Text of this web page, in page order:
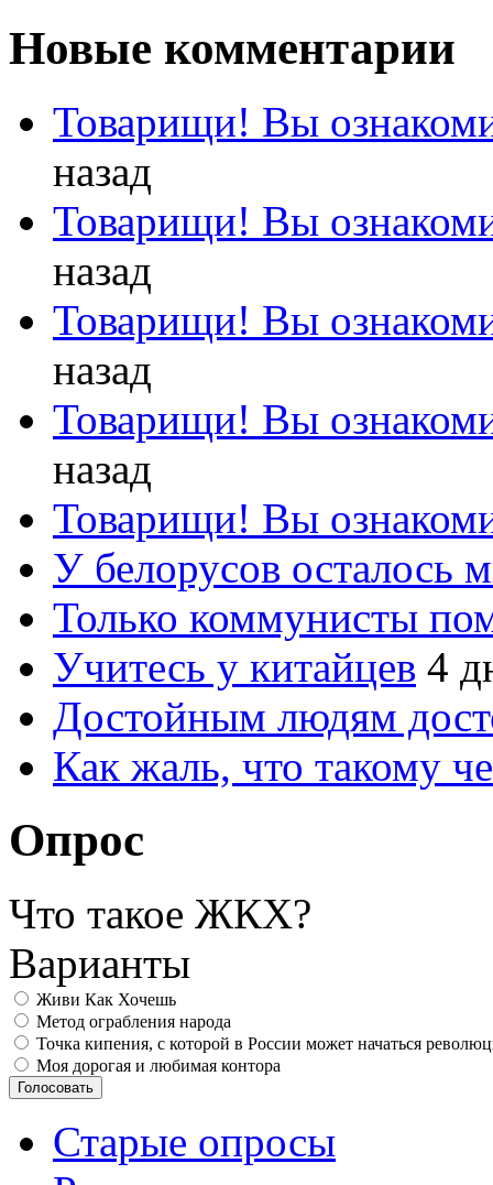
Новые комментарии
Товарищи! Вы
назад
Товарищи! Вы
назад
Товарищи! Вы
назад
Товарищи! Вы
назад
Товарищи! Вы
У белорусов осталось
Только коммунисты
Учитесь у китайцев 4
Достойным людям
Как жаль, что такому
Опрос
Что такое ЖКХ?
Варианты
Живи Как Хочешь
Метод ограбления народа
Точка кипения, с которой в России может начаться
Моя дорогая и любимая контора
Старые опросы